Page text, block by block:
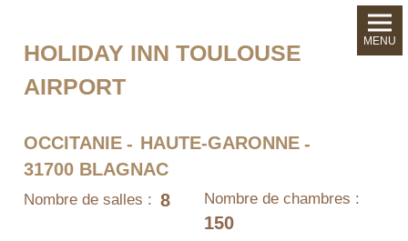
HOLIDAY INN TOULOUSE
AIRPORT
OCCITANIE
HAUTE-GARONNE
31700 BLAGNAC
Nombre de salles : 8 Nombre de chambres :
150
MENU